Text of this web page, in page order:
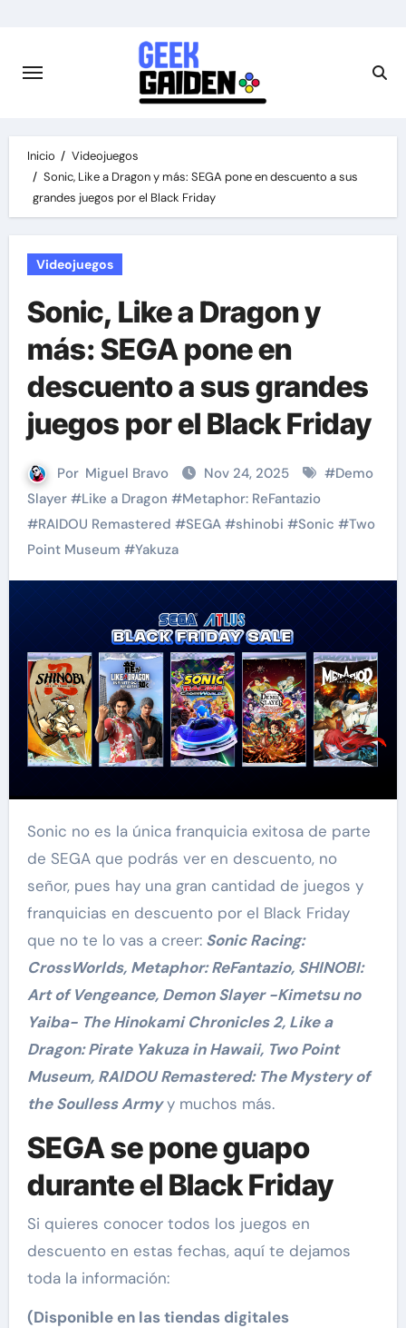
contenido
Inicio
Videojuegos
Sonic, Like a Dragon y más: SEGA pone en descuento a sus
grandes juegos por el Black Friday
Videojuegos
Sonic, Like a Dragon y
más: SEGA pone en
descuento a sus grandes
juegos por el Black Friday
Por Miguel Bravo Nov 24, 2025 #Demo
Slayer#Like a Dragon #Metaphor: ReFantazio
#RAIDOU Remastered #SEGA#shinobi #Sonic #Two
Point Museum #Yakuza
Sonic no es la única franquicia exitosa de parte
de SEGA que podrás ver en descuento, no
señor, pues hay una gran cantidad de juegos y
franquicias en descuento por el Black Friday
que no te lo vas a creer:Sonic Racing:
CrossWorlds, Metaphor: ReFantazio, SHINOBI:
Art of Vengeance, Demon Slayer -Kimetsu no
Yaiba- The Hinokami Chronicles 2, Like a
Dragon: Pirate Yakuza in Hawaii, Two Point
Museum, RAIDOU Remastered: The Mystery of
the Soulless Armyy muchos más.
SEGA se pone guapo
durante el Black Friday
Si quieres conocer todos los juegos en
descuento en estas fechas, aquí te dejamos
toda la información:
(Disponible en las tiendas digitales